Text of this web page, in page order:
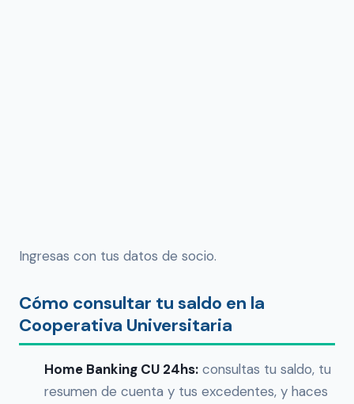
Ingresas con tus datos de socio.
Cómo consultar tu saldo en la
Cooperativa Universitaria
Home Banking CU 24hs: consultas tu saldo, tu
resumen de cuenta y tus excedentes, y haces